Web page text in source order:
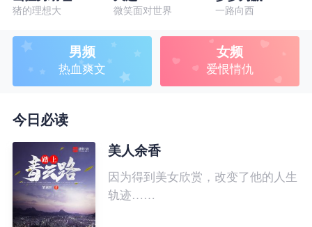
猪的理想大 微笑面对世界 一路向西
男频
热血爽文
女频
爱恨情仇
今日必读
美人余香
因为得到美女欣赏，改变了他的人生
轨迹……